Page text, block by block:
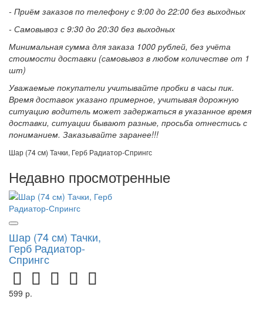
- Приём заказов по телефону с 9:00 до 22:00 без выходных
- Самовывоз с 9:30 до 20:30 без выходных
Минимальная сумма для заказа 1000 рублей, без учёта
стоимости доставки (самовывоз в любом количестве от 1
шт)
Уважаемые покупатели учитывайте пробки в часы пик.
Время доставок указано примерное, учитывая дорожную
ситуацию водитель может задержаться в указанное время
доставки, ситуации бывают разные, просьба отнестись с
пониманием. Заказывайте заранее!!!
Шар (74 см) Тачки, Герб Радиатор-Спрингс
Недавно просмотренные
Шар (74 см) Тачки,
Герб Радиатор-
Спрингс
599 р.